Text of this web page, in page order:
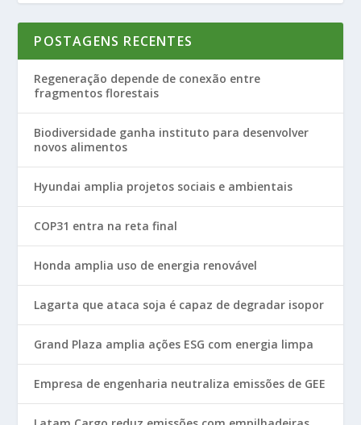
POSTAGENS RECENTES
Regeneração depende de conexão entre
fragmentos florestais
Biodiversidade ganha instituto para desenvolver
novos alimentos
Hyundai amplia projetos sociais e ambientais
COP31 entra na reta final
Honda amplia uso de energia renovável
Lagarta que ataca soja é capaz de degradar isopor
Grand Plaza amplia ações ESG com energia limpa
Empresa de engenharia neutraliza emissões de GEE